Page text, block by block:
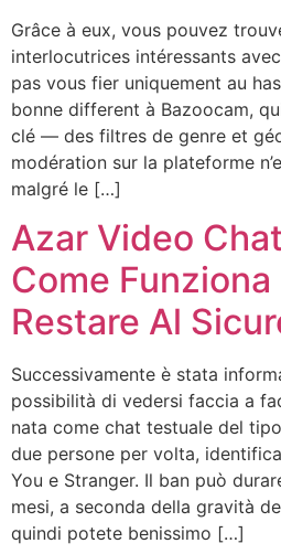
Grâce à eux, vous pouvez
interlocutrices intéressants
pas vous fier uniquement au
bonne different à Bazoocam,
clé — des filtres de genre et
modération sur la plateforme
malgré le […]
Azar Video
Come Funziona
Restare Al
Successivamente è stata
possibilità di vedersi faccia a
nata come chat testuale del
due persone per volta,
You e Stranger. Il ban può
mesi, a seconda della gravità
quindi potete benissimo […]